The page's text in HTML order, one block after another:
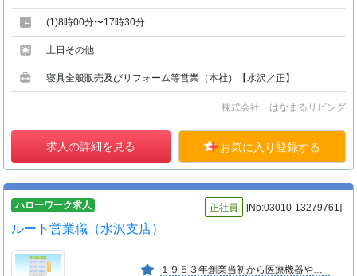
(1)8時00分〜17時30分
土日その他
寝具全般販売及びリフォーム等営業（本社）【水沢／正】
株式会社 はなまるリビング
求人の詳細を見る お気に入り登録する
ハローワーク求人 正社員 [No:03010-13279761]
ルート営業職（水沢支店）
１９５３年創業当初から医療機器や医療材料の総合商社として営んできました。商品の販売だけではなく、医療現場が抱える課題の解決までをワンストップでサービスを提供しています。